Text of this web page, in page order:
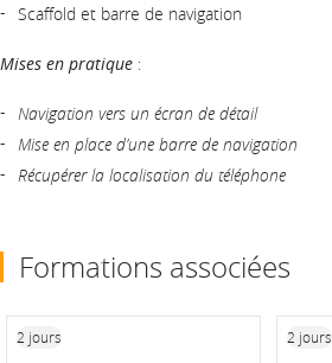
Scaffold et barre de navigation
Mises en pratique :
Navigation vers un écran de détail
Mise en place d’une barre de navigation
Récupérer la localisation du téléphone
Formations associées
2 jours 2 jours